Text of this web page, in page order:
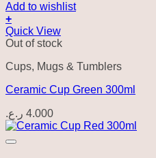
Add to wishlist
+
Quick View
Out of stock
Cups, Mugs & Tumblers
Ceramic Cup Green 300ml
4.000 ر.ع.